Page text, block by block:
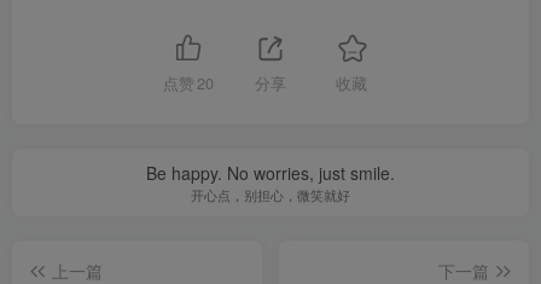
点赞 20 分享 收藏
Be happy. No worries, just smile.
开心点，别担心，微笑就好
上一篇
下一篇